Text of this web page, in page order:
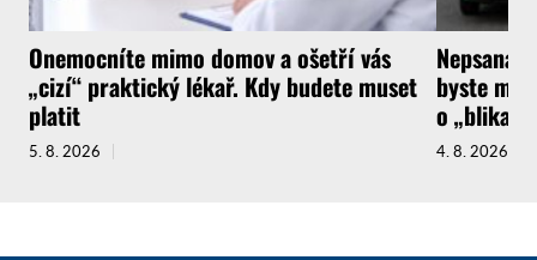
Onemocníte mimo domov a ošetří vás
„cizí“ praktický lékař. Kdy budete muset
platit
5. 8. 2026
Nepsaná
byste
o
4. 8. 2026